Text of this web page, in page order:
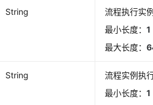
String
流程执行实
最小长度：1
最大长度：
String
流程实例执
最小长度：1